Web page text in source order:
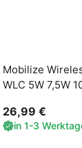
Mobilize
WLC 5W 7,5W
26,99 €
in 1-3